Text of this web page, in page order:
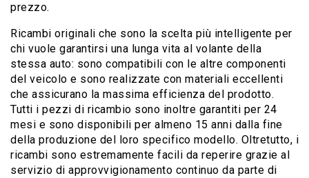
prezzo.
Ricambi originali che sono la scelta più intelligente per
chi vuole garantirsi una lunga vita al volante della
stessa auto: sono compatibili con le altre componenti
del veicolo e sono realizzate con materiali eccellenti
che assicurano la massima efficienza del prodotto.
Tutti i pezzi di ricambio sono inoltre garantiti per 24
mesi e sono disponibili per almeno 15 anni dalla fine
della produzione del loro specifico modello. Oltretutto, i
ricambi sono estremamente facili da reperire grazie al
servizio di approvvigionamento continuo da parte di